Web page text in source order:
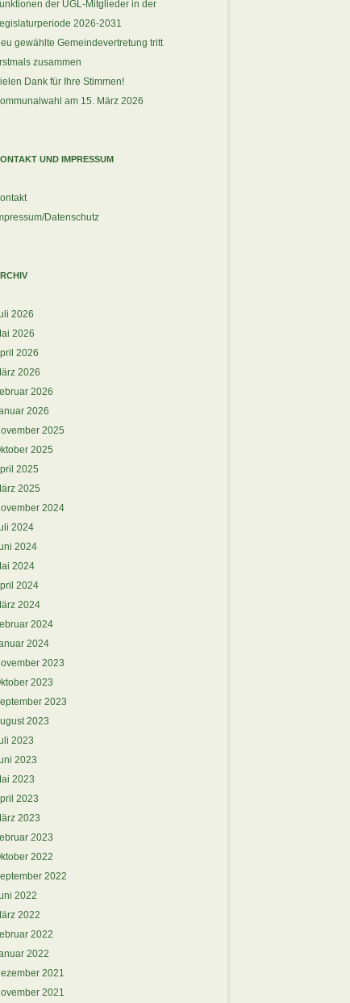
der UGL-Mitglieder in der
2026-2031
gewählte Gemeindevertretung tritt
zusammen
Dank für Ihre Stimmen!
am 15. März 2026
UND IMPRESSUM
Datenschutz
2026
2026
2026
2026
2026
2026
2025
2025
2025
2025
2024
2024
2024
2024
2024
2024
2024
2024
2023
2023
2023
2023
2023
2023
2023
2023
2023
2023
2022
2022
2022
2022
2022
2022
2021
2021